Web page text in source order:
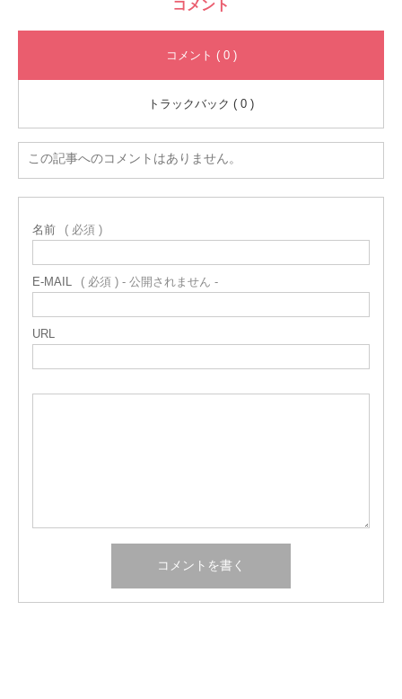
コメント
コメント ( 0 )
トラックバック ( 0 )
この記事へのコメントはありません。
名前 ( 必須 )
E-MAIL ( 必須 ) - 公開されません -
URL